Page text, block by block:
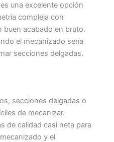
una excelente opción
compleja con
acabado en bruto.
el mecanizado sería
secciones delgadas.
secciones delgadas o
de mecanizar.
de calidad casi neta para
y el